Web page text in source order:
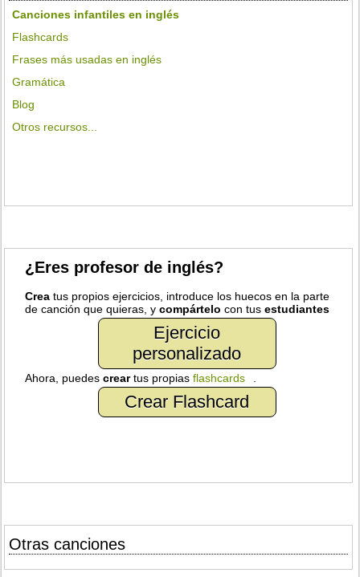
Canciones infantiles en inglés
Flashcards
Frases más usadas en inglés
Gramática
Blog
Otros recursos...
¿Eres profesor de inglés?
Crea tus propios ejercicios, introduce los huecos en la parte
de canción que quieras, ycompártelo con tusestudiantes
Ejercicio
personalizado
Ahora, puedescreartus propiasflashcards
Crear Flashcard
Otras canciones